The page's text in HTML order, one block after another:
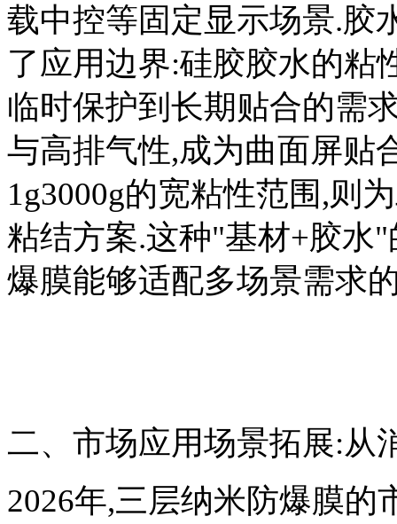
载中控等固定显示场景.胶
了应用边界:硅胶胶水的粘
临时保护到长期贴合的需
与高排气性,成为曲面屏贴
1g3000g的宽粘性范围,则
粘结方案.这种"基材+胶水
爆膜能够适配多场景需求
二、市场应用场景拓展:从
2026年,三层纳米防爆膜